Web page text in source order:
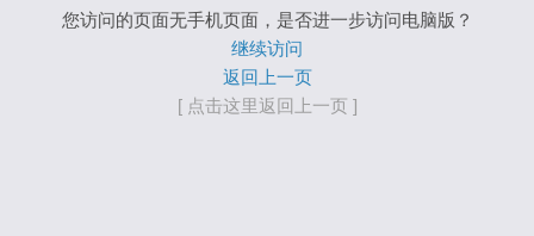
您访问的页面无手机页面，是否进一步访问电脑版？
继续访问
返回上一页
[ 点击这里返回上一页 ]